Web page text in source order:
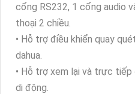
cổng RS232, 1 cổng audio
thoại 2 chiều.
• Hỗ trợ điều khiển quay
dahua.
• Hỗ trợ xem lại và trực
di động.